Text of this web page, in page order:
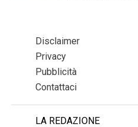
Disclaimer
Privacy
Pubblicità
Contattaci
LA REDAZIONE